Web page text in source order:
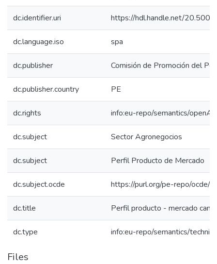
dc.identifier.uri https://hdl.handle.net/
dc.language.iso spa
dc.publisher Comisión de Promoción del
dc.publisher.country PE
dc.rights info:eu-repo/semantics/
dc.subject Sector Agronegocios
dc.subject Perfil Producto de Mercado
dc.subject.ocde https://purl.org/pe-repo/ocde/
dc.title Perfil producto - mercado
dc.type info:eu-repo/semantics/
Files